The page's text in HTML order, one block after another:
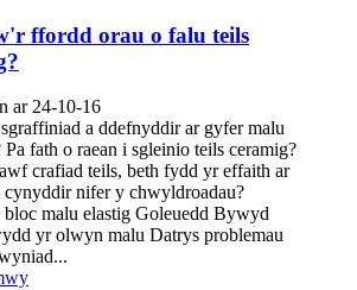
ffordd orau o falu teils
ar 24-10-16
a ddefnyddir ar gyfer malu
Pa fath o raean i sgleinio teils ceramig?
crafiad teils, beth fydd yr effaith ar
cynyddir nifer y chwyldroadau?
malu elastig Goleuedd Bywyd
yr olwyn malu Datrys problemau